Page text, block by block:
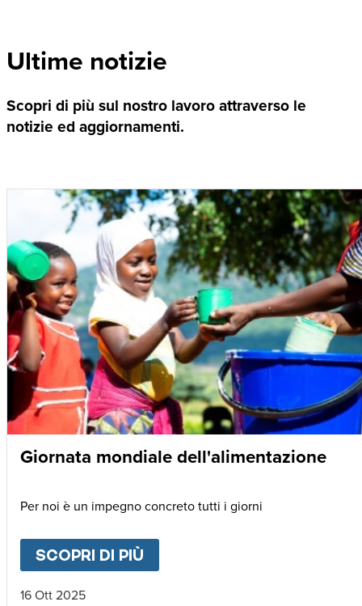
Ultime notizie
Scopri di più sul nostro lavoro attraverso le
notizie ed aggiornamenti.
Giornata mondiale dell'alimentazione
Per noi è un impegno concreto tutti i giorni
SCOPRI DI PIÙ
16 Ott 2025